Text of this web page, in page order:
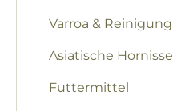
Varroa & Reinigung
Asiatische Hornisse
Futtermittel